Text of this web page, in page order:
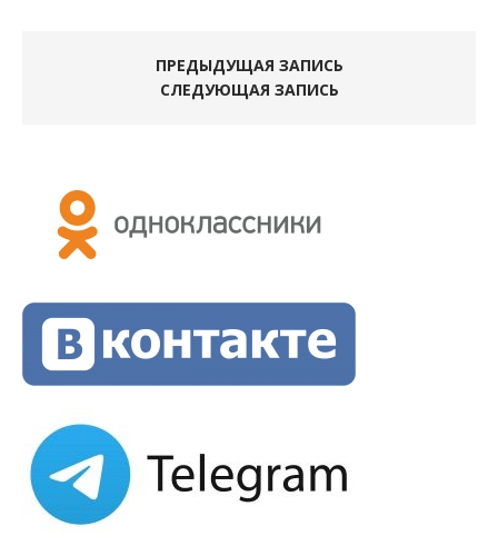
ПРЕДЫДУЩАЯ ЗАПИСЬ
СЛЕДУЮЩАЯ ЗАПИСЬ